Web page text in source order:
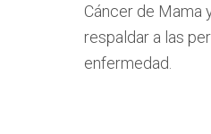
Cáncer de Mama
respaldar a las
enfermedad.